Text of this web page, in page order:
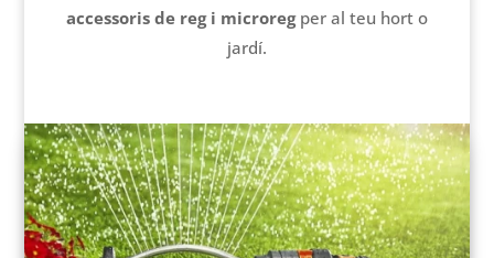
HORARI DEL GARDEN
VER EN ESPAÑOL
accessoris de reg i microregper al teu hort o
jardí.